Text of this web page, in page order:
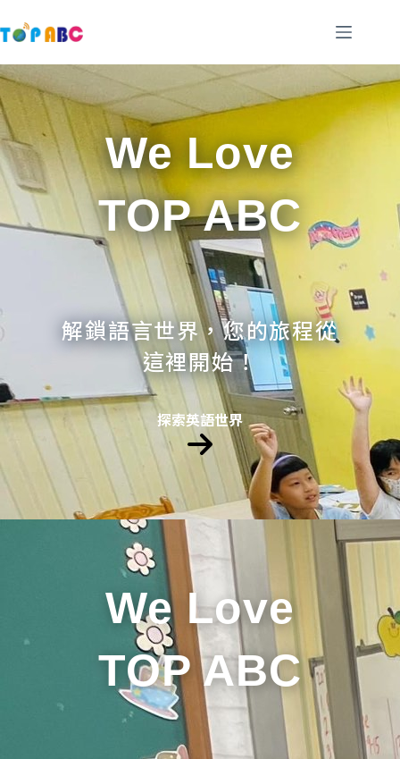
至
要
內
容
We Love
TOP ABC
解鎖語言世界，您的旅程從
這裡開始！
探索英語世界
We Love
TOP ABC